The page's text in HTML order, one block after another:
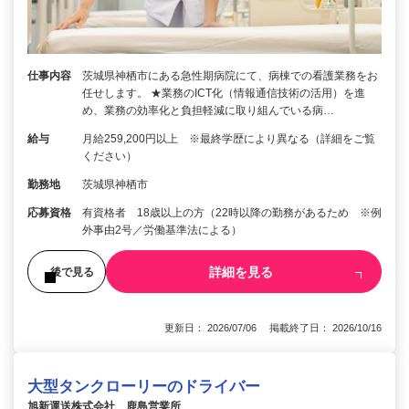
仕事内容
茨城県神栖市にある急性期病院にて、病棟での看護業務をお
任せします。 ★業務のICT化（情報通信技術の活用）を進
め、業務の効率化と負担軽減に取り組んでいる病…
給与
月給259,200円以上 ※最終学歴により異なる（詳細をご覧
ください）
勤務地 茨城県神栖市
応募資格
有資格者 18歳以上の方（22時以降の勤務があるため ※例
外事由2号／労働基準法による）
後で見る 詳細を見る
更新日： 2026/07/06 掲載終了日： 2026/10/16
大型タンクローリーのドライバー
旭新運送株式会社 鹿島営業所